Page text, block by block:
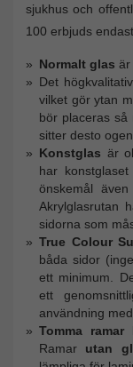
sjukhus och
100 erbjuds
Normalt glas är
Det
vilket gör ytan
bör placeras
sitter desto
Konstglas är
har
önskemål
Akrylglasrutan
sidorna som
True Colour
båda sidor
ett minimum.
ett
användning
Tomma ramar
Ramar utan